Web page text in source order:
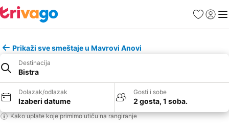
FavoritiPrijavi
Prikaži sve smeštaje u Mavrovi Anovi
Destinacija
Bistra
Dolazak/odlazak
Izaberi datume
Gosti i sobe
2 gosta, 1 soba.
Kako uplate koje primimo utiču na rangiranje